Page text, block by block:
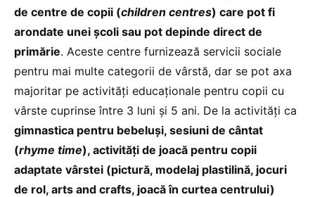
de centre de copii (children centres) care pot fi
arondate unei școli sau pot depinde direct de
primărie. Aceste centre furnizează servicii sociale
pentru mai multe categorii de vârstă, dar se pot axa
majoritar pe activități educaționale pentru copii cu
vârste cuprinse între 3 luni și 5 ani. De la activități ca
gimnastica pentru bebeluși, sesiuni de cântat
(rhyme time), activități de joacă pentru copii
adaptate vârstei (pictură, modelaj plastilină, jocuri
de rol, arts and crafts, joacă în curtea centrului)